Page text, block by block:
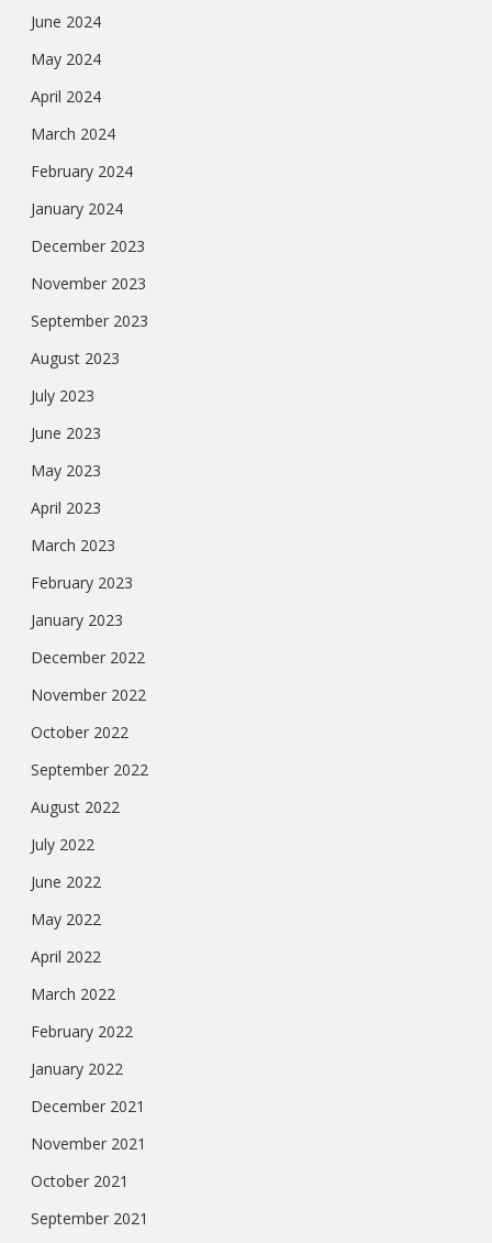
June 2024
May 2024
April 2024
March 2024
February 2024
January 2024
December 2023
November 2023
September 2023
August 2023
July 2023
June 2023
May 2023
April 2023
March 2023
February 2023
January 2023
December 2022
November 2022
October 2022
September 2022
August 2022
July 2022
June 2022
May 2022
April 2022
March 2022
February 2022
January 2022
December 2021
November 2021
October 2021
September 2021